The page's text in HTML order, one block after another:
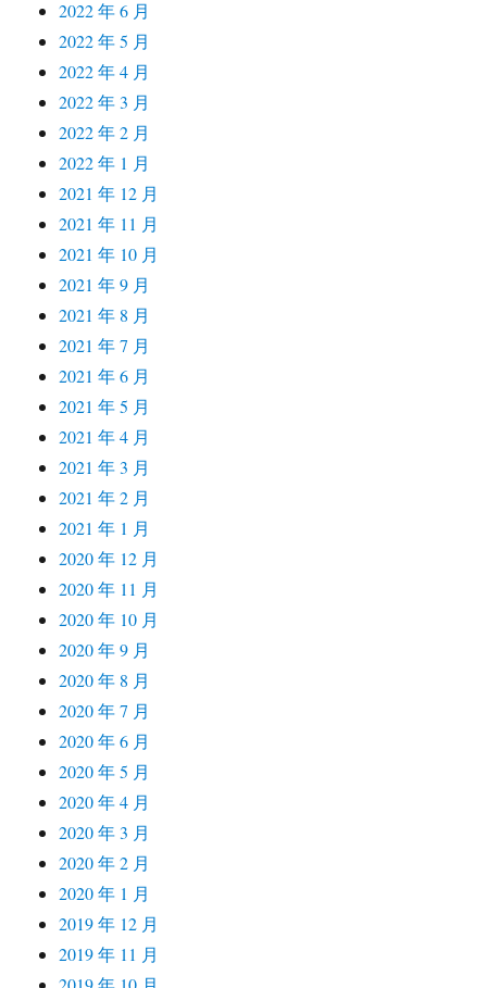
2022 年 6 月
2022 年 5 月
2022 年 4 月
2022 年 3 月
2022 年 2 月
2022 年 1 月
2021 年 12 月
2021 年 11 月
2021 年 10 月
2021 年 9 月
2021 年 8 月
2021 年 7 月
2021 年 6 月
2021 年 5 月
2021 年 4 月
2021 年 3 月
2021 年 2 月
2021 年 1 月
2020 年 12 月
2020 年 11 月
2020 年 10 月
2020 年 9 月
2020 年 8 月
2020 年 7 月
2020 年 6 月
2020 年 5 月
2020 年 4 月
2020 年 3 月
2020 年 2 月
2020 年 1 月
2019 年 12 月
2019 年 11 月